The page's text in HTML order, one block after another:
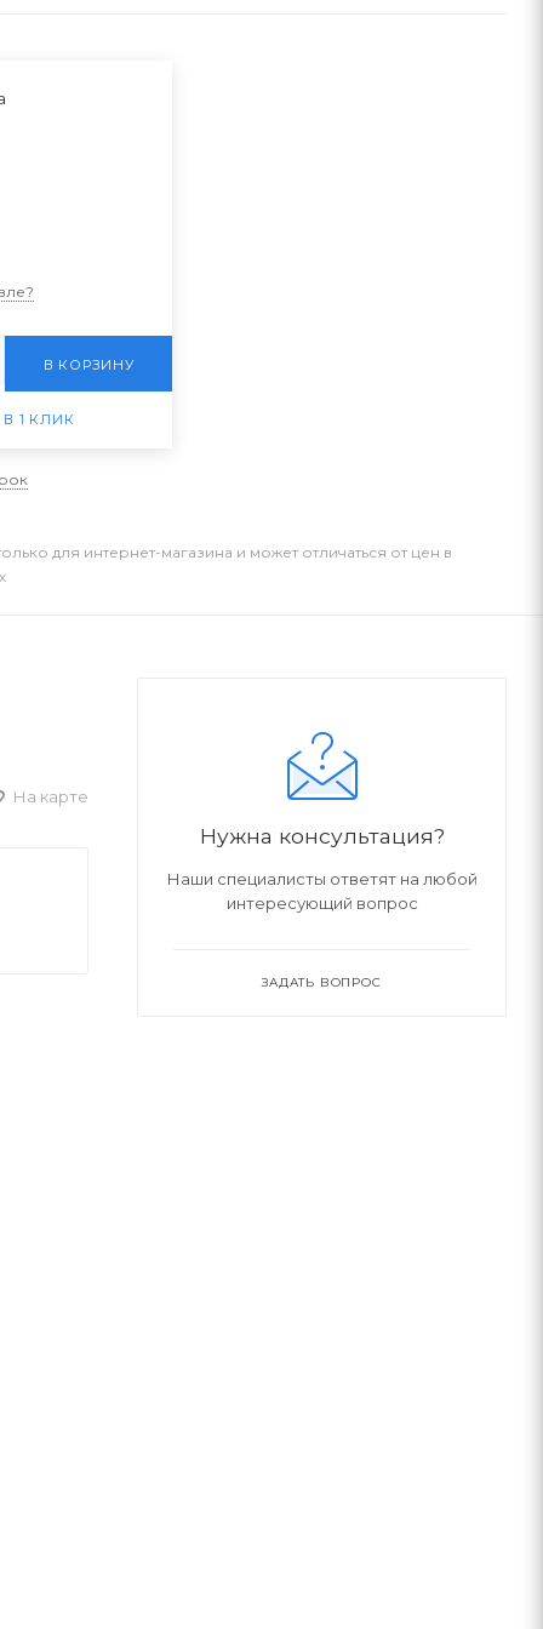
В КОРЗИНУ
1 КЛИК
для интернет-магазина и может отличаться от цен в
На карте
Нужна консультация?
Наши специалисты ответят на любой
интересующий вопрос
ЗАДАТЬ ВОПРОС